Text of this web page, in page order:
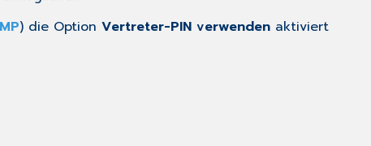
) die Option Vertreter-PIN verwenden aktiviert